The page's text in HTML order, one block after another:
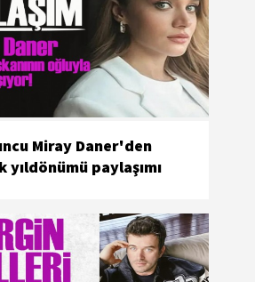
Miray Daner'den
paylaşımı